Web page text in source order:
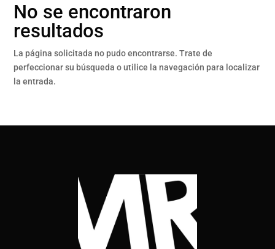
No se encontraron
resultados
La página solicitada no pudo encontrarse. Trate de
perfeccionar su búsqueda o utilice la navegación para localizar
la entrada.